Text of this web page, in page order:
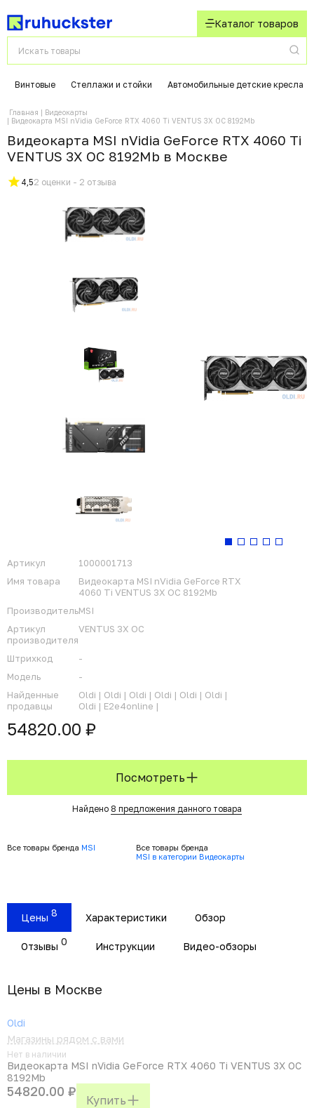
Каталог товаров
Винтовые Стеллажи и стойки Автомобильные детские кресла
Главная
Видеокарты
Видеокарта MSI nVidia GeForce RTX 4060 Ti VENTUS 3X OC 8192Mb
Видеокарта MSI nVidia GeForce RTX 4060 Ti
VENTUS 3X OC 8192Mb в Москвe
4,52 оценки - 2 отзыва
Артикул
1000001713
Имя товара
Видеокарта MSI nVidia GeForce RTX
4060 Ti VENTUS 3X OC 8192Mb
ПроизводительMSI
Артикул
производителя
VENTUS 3X OC
Штрихкод
-
Модель
-
Найденные
продавцы
Oldi | Oldi | Oldi | Oldi | Oldi | Oldi |
Oldi | E2e4online |
54820.00 ₽
Посмотреть
Найдено 8 предложения данного товара
Все товары бренда MSI
Все товары бренда
MSI в категории Видеокарты
Цены 8 Характеристики Обзор
Отзывы 0 Инструкции Видео-обзоры
Цены в Москвe
Oldi
Магазины рядом с вами
Нет в наличии
Видеокарта MSI nVidia GeForce RTX 4060 Ti VENTUS 3X OC
8192Mb
54820.00 ₽
Купить